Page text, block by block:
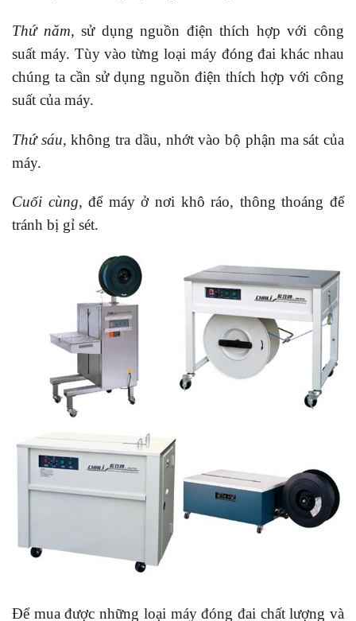
Thứ năm, sử dụng nguồn điện thích hợp với công
suất máy. Tùy vào từng loại máy đóng đai khác nhau
chúng ta cần sử dụng nguồn điện thích hợp với công
suất của máy.
Thứ sáu, không tra dầu, nhớt vào bộ phận ma sát của
máy.
Cuối cùng, để máy ở nơi khô ráo, thông thoáng để
tránh bị gỉ sét.
Để mua được những loại máy đóng đai chất lượng và